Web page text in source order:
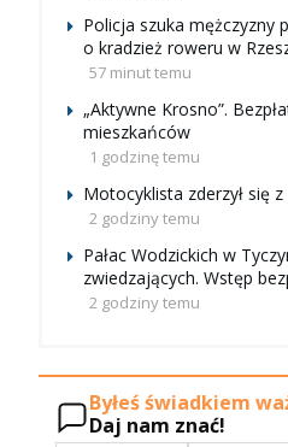
Policja szuka mężczyzny
o kradzież roweru w
57 minut temu
„Aktywne Krosno”.
mieszkańców
1 godzinę temu
Motocyklista zderzył się
2 godziny temu
Pałac Wodzickich w
zwiedzających. Wstęp
2 godziny temu
Byłeś świadkiem
Daj nam znać!